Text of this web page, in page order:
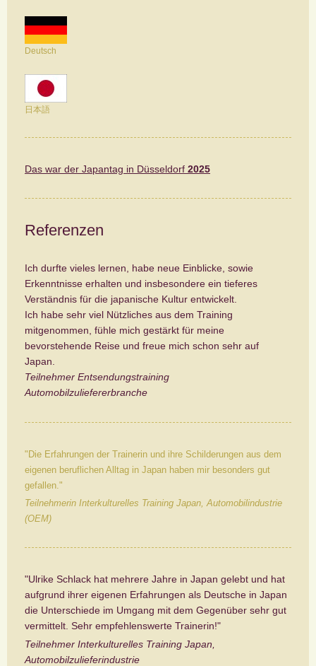
Deutsch
日本語
Das war der Japantag in Düsseldorf 2025
Referenzen
Ich durfte vieles lernen, habe neue Einblicke, sowie
Erkenntnisse erhalten und insbesondere ein tieferes
Verständnis für die japanische Kultur entwickelt.
Ich habe sehr viel Nützliches aus dem Training
mitgenommen, fühle mich gestärkt für meine
bevorstehende Reise und freue mich schon sehr auf
Japan.
Teilnehmer Entsendungstraining
Automobilzuliefererbranche
"Die Erfahrungen der Trainerin und ihre Schilderungen aus dem
eigenen beruflichen Alltag in Japan haben mir besonders gut
gefallen."
Teilnehmerin Interkulturelles Training Japan, Automobilindustrie
(OEM)
"Ulrike Schlack hat mehrere Jahre in Japan gelebt und hat
aufgrund ihrer eigenen Erfahrungen als Deutsche in Japan
die Unterschiede im Umgang mit dem Gegenüber sehr gut
vermittelt. Sehr empfehlenswerte Trainerin!"
Teilnehmer Interkulturelles Training Japan,
Automobilzulieferindustrie